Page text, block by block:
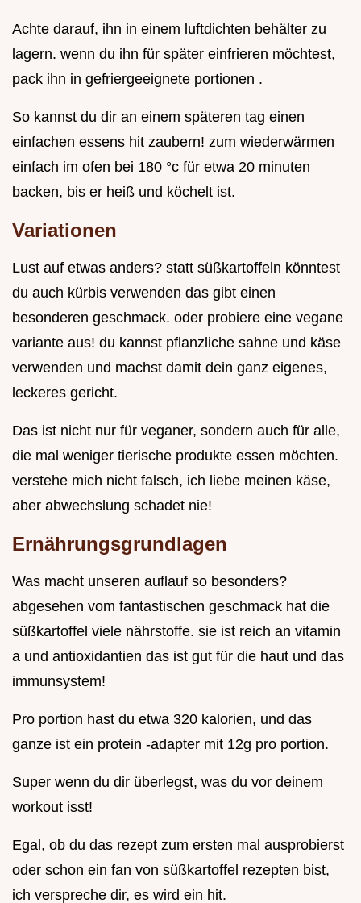
Achte darauf, ihn in einem luftdichten behälter zu
lagern. wenn du ihn für später einfrieren möchtest,
pack ihn in gefriergeeignete portionen .
So kannst du dir an einem späteren tag einen
einfachen essens hit zaubern! zum wiederwärmen
einfach im ofen bei 180 °c für etwa 20 minuten
backen, bis er heiß und köchelt ist.
Variationen
Lust auf etwas anders? statt süßkartoffeln könntest
du auch kürbis verwenden das gibt einen
besonderen geschmack. oder probiere eine vegane
variante aus! du kannst pflanzliche sahne und käse
verwenden und machst damit dein ganz eigenes,
leckeres gericht.
Das ist nicht nur für veganer, sondern auch für alle,
die mal weniger tierische produkte essen möchten.
verstehe mich nicht falsch, ich liebe meinen käse,
aber abwechslung schadet nie!
Ernährungsgrundlagen
Was macht unseren auflauf so besonders?
abgesehen vom fantastischen geschmack hat die
süßkartoffel viele nährstoffe. sie ist reich an vitamin
a und antioxidantien das ist gut für die haut und das
immunsystem!
Pro portion hast du etwa 320 kalorien, und das
ganze ist ein protein -adapter mit 12g pro portion.
Super wenn du dir überlegst, was du vor deinem
workout isst!
Egal, ob du das rezept zum ersten mal ausprobierst
oder schon ein fan von süßkartoffel rezepten bist,
ich verspreche dir, es wird ein hit.